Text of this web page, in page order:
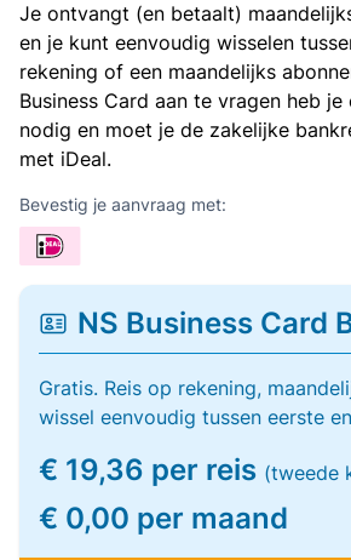
Je ontvangt (en betaalt)
en je kunt eenvoudig wisselen
rekening of een maandelijks
Business Card aan te vragen heb je
nodig en moet je de zakelijke
met iDeal.
Bevestig je aanvraag met:
NS Business Card
Gratis. Reis op rekening,
wissel eenvoudig tussen eerste
€ 19,36 per reis (tweede
€ 0,00 per maand